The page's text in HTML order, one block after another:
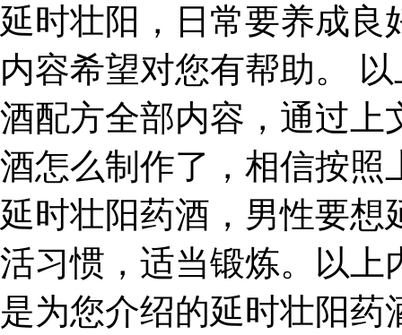
延时壮阳，日常要养成良
内容希望对您有帮助。
酒配方全部内容，通过上
酒怎么制作了，相信按照
延时壮阳药酒，男性要想
活习惯，适当锻炼。以上
是为您介绍的延时壮阳